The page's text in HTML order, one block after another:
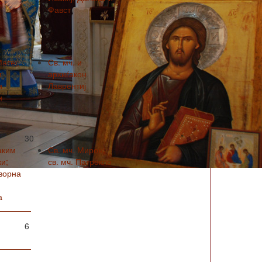
Фавст
23
Св. мч. и
архиѓакон
Лаврентиј
30
Св. мч. Мирон;
св. мч. Патрокло
6